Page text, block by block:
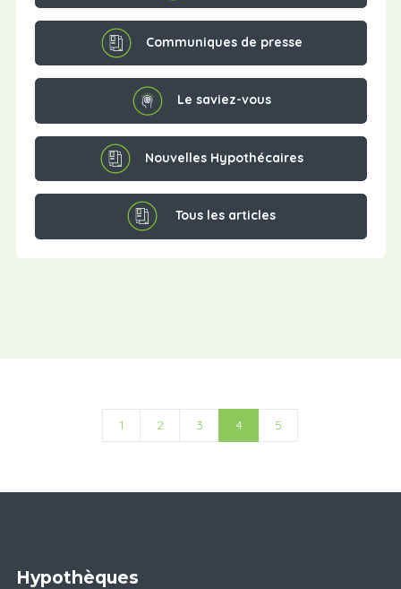
Communiques de presse
Le saviez-vous
Nouvelles Hypothécaires
Tous les articles
1 2 3 4 5
Hypothèques